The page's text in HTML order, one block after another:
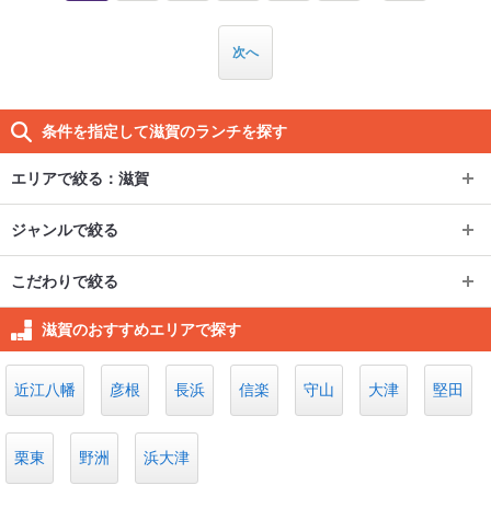
次へ
条件を指定して滋賀のランチを探す
エリアで絞る：滋賀
エリアで絞る： 滋賀
草津市・守山市
草津市
滋賀県その他
栗東 滋賀県内その他
湖南市 高島市
水口
長浜市・彦根市
大津
大津市その他
近江八幡市・東近江市
ジャンルで絞る
ジャンルで絞る
イタリアン・フレンチ
カフェ・スイーツ
焼肉・ホルモン
こだわりで絞る
こだわりで絞る
個室
子連れ可
食べ放題
滋賀のおすすめエリアで探す
近江八幡 彦根 長浜 信楽 守山 大津 堅田
栗東 野洲 浜大津